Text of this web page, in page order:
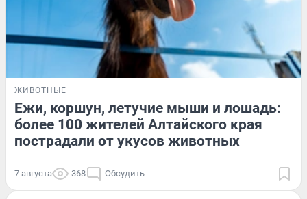
ЖИВОТНЫЕ
Ежи, коршун, летучие мыши и лошадь:
более 100 жителей Алтайского края
пострадали от укусов животных
7 августа 368 Обсудить